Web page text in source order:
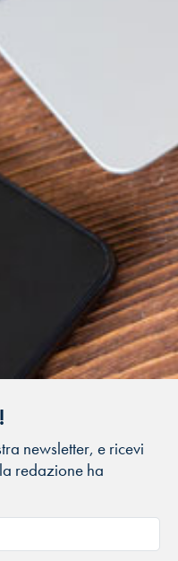
newsletter, e ricevi
redazione ha